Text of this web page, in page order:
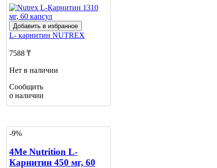
Добавить в избранное
L- карнитин NUTREX
7588 ₸
Нет в наличии
Сообщить
о наличии
-9%
4Me Nutrition L-
Карнитин 450 мг, 60